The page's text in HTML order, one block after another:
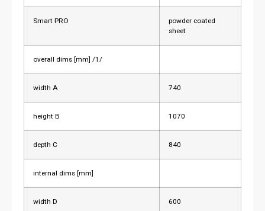
Smart PRO
powder coated
sheet
overall dims [mm] /1/
width A 740
height B 1070
depth C 840
internal dims [mm]
width D 600